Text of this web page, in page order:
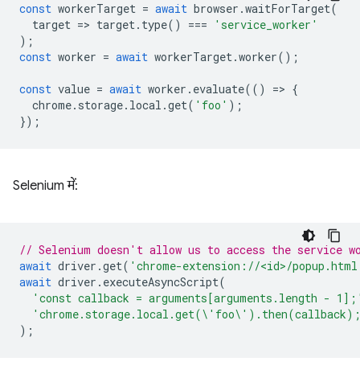
const workerTarget = await browser .waitForTarget(
target => target. type() ===
'service_worker'
);
const worker = await workerTarget.worker();
const value = await worker . evaluate(() => {
chrome. storage. local .get( 'foo' );
});
Selenium में:
// Selenium doesn't allow us to access the service
await driver .get( 'chrome-extension://<id>/
await driver . executeAsyncScript(
'const callback = arguments[arguments.length -
);